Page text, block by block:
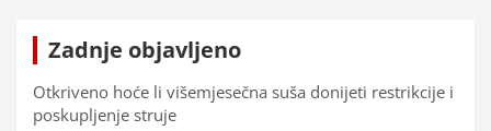
Zadnje objavljeno
Otkriveno hoće li višemjesečna suša donijeti restrikcije i
poskupljenje struje